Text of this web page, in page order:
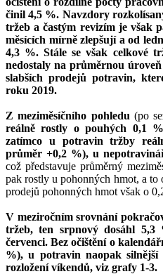
činil 4,5 %. Navzdory
tržeb a častým revizím je však
měsících mírně zlepšují a od
4,3 %. Stále se však celkové
nedostaly na průměrnou
slabších prodejů potravin,
roku 2019.
Z meziměsíčního pohledu (po
reálně rostly o pouhých 0,1
zatímco u potravin tržby
průměr +0,2 %), u
což představuje průměrný
pak rostly u pohonných hmot, a
prodejů pohonných hmot však o
V meziročním srovnání
tržeb, ten srpnový dosáhl
červenci. Bez očištění o
%), u potravin naopak
rozložení víkendů, viz grafy 1-3.